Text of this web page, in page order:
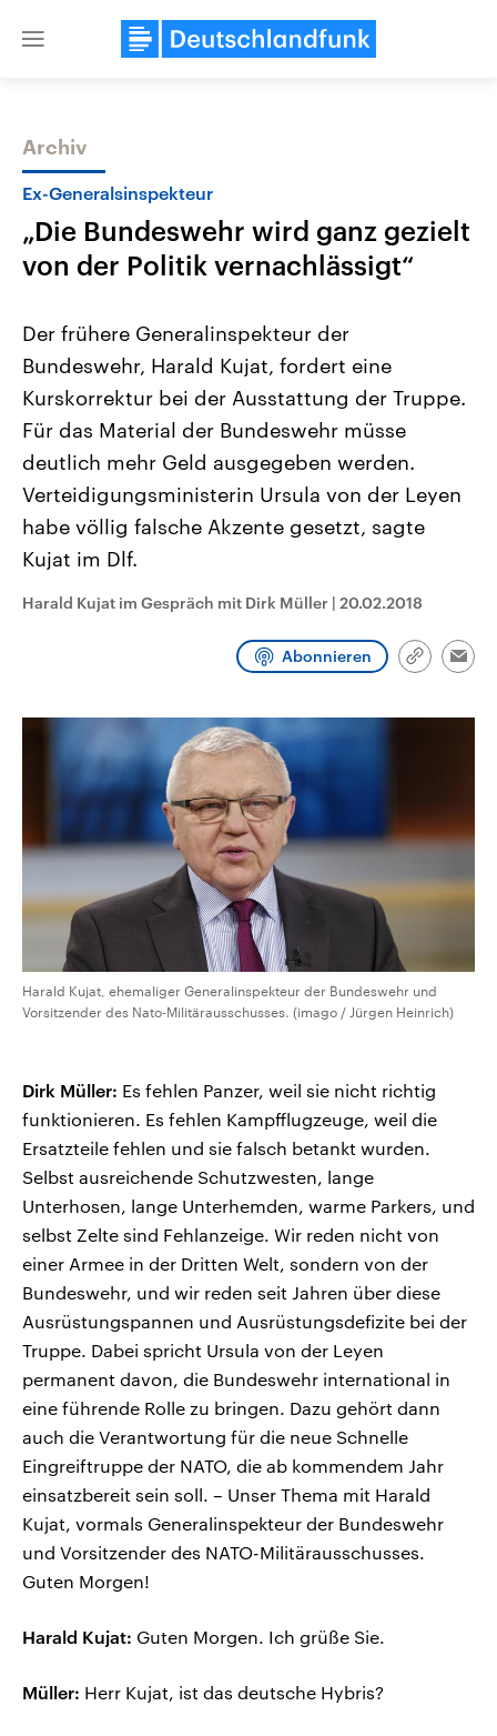
Close
Themen
Landtagswahl Sachsen-Anhalt
2026
Alle Informationen
Sachsen-Anhalt wählt am 6.
September 2026 einen neuen
Landtag. Seit 2021 wird das
Bundesland von einer Koalition aus
CDU, SPD und FDP regiert.-
Umfragen, Prognosen,
Wahlprogramme, aktuelle Berichte
und Hintergründe zu den Parteien
Wahl.
Aktuelle Beiträge,
Hintergründe
Wirtschaftlich und
gehören die Vereinigten
den mächtigsten Ländern
mit großem Einfluss auf
aktuelle Weltgeschehen.
Sendungen
Archiv
Ex-Generalsinspekteur
„Die Bundeswehr wird ganz gezielt
von der Politik vernachlässigt“
Der frühere Generalinspekteur der
Bundeswehr, Harald Kujat, fordert eine
Kurskorrektur bei der Ausstattung der Truppe.
Für das Material der Bundeswehr müsse
deutlich mehr Geld ausgegeben werden.
Verteidigungsministerin Ursula von der Leyen
habe völlig falsche Akzente gesetzt, sagte
Kujat im Dlf.
Harald Kujat im Gespräch mit Dirk Müller | 20.02.2018
Abonnieren
Link
Harald Kujat, ehemaliger Generalinspekteur der Bundeswehr und
Vorsitzender des Nato-Militärausschusses. (imago / Jürgen Heinrich)
Dirk Müller: Es fehlen Panzer, weil sie nicht richtig
funktionieren. Es fehlen Kampfflugzeuge, weil die
Ersatzteile fehlen und sie falsch betankt wurden.
Selbst ausreichende Schutzwesten, lange
Unterhosen, lange Unterhemden, warme Parkers, und
selbst Zelte sind Fehlanzeige. Wir reden nicht von
einer Armee in der Dritten Welt, sondern von der
Bundeswehr, und wir reden seit Jahren über diese
Ausrüstungspannen und Ausrüstungsdefizite bei der
Truppe. Dabei spricht Ursula von der Leyen
permanent davon, die Bundeswehr international in
eine führende Rolle zu bringen. Dazu gehört dann
auch die Verantwortung für die neue Schnelle
Eingreiftruppe der NATO, die ab kommendem Jahr
einsatzbereit sein soll. – Unser Thema mit Harald
Kujat, vormals Generalinspekteur der Bundeswehr
und Vorsitzender des NATO-Militärausschusses.
Guten Morgen!
Harald Kujat: Guten Morgen. Ich grüße Sie.
Müller: Herr Kujat, ist das deutsche Hybris?